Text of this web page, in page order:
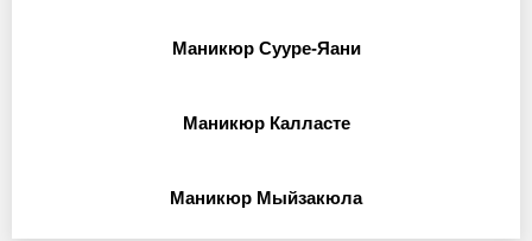
Маникюр Сууре-Яани
Маникюр Калласте
Маникюр Мыйзакюла